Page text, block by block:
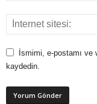
İsmimi, e-postamı ve
kaydedin.